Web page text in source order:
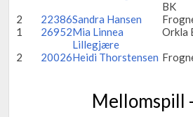
BK
2
22386Sandra Hansen
1
26952Mia Linnea
Lillegjære
Orkla
2
20026Heidi Thorstensen
Mellomspill